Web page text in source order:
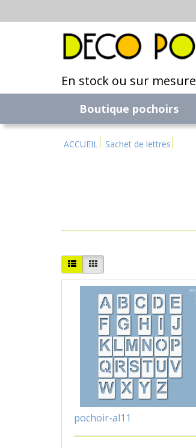
En stock ou sur mesure
Boutique pochoirs
ACCUEIL Sachet de lettres
pochoir-al11